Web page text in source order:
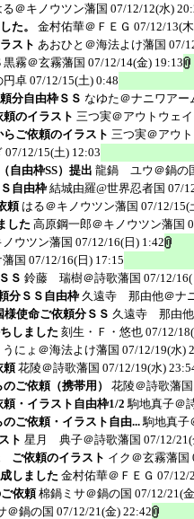
る＠キノウツン藩国 07/12/12(水)
た。
金村佑華＠ＦＥＧ 07/12/13(
スト あおひと＠海法よけ藩国 07/
黒霧＠玄霧藩国 07/12/14(金) 19:13
円卓 07/12/15(土) 0:48
分自由枠ＳＳ なゆた＠ナニワアー
のイラスト 三つ実＠アウトウェイ
ご依頼のイラスト 三つ実＠アウ
07/12/15(土) 12:03
自由枠SS）提出 龍鍋 ユウ＠鍋の
自由枠 結城由羅@世界忍者国 07/
頼 はる＠キノウツン藩国 07/12/15(
した 高原鋼一郎＠キノウツン藩国
ウツン藩国 07/12/16(日) 1:42
国 07/12/16(日) 17:15
Ｓ 鈴藤 瑞樹＠詩歌藩国 07/12/
分ＳＳ自由枠 久遠寺 那由他＠ナ
使命ご依頼分ＳＳ 久遠寺 那由他
しました 刻生・Ｆ・悠也 07/12/
うにょ＠海法よけ藩国 07/12/19(水)
頼 花陵＠詩歌藩国 07/12/19(水)
ご依頼（携帯用）
花陵＠詩歌藩国
・イラスト自由枠1/2 駒地真子＠
ご依頼・イラスト自由... 駒地真子
ト 星月 典子＠詩歌藩国 07/12/
ご依頼のイラスト イク＠玄霧藩国
しました 金村佑華＠ＦＥＧ 07/12/
依頼 棉鍋ミサ＠鍋の国 07/12/21(
＠鍋の国 07/12/21(金) 22:42